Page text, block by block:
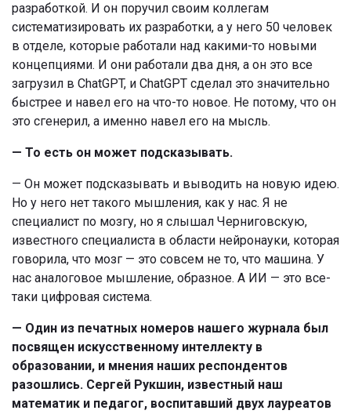
разработкой. И он поручил своим коллегам
систематизировать их разработки, а у него 50 человек
в отделе, которые работали над какими-то новыми
концепциями. И они работали два дня, а он это все
загрузил в ChatGPT, и ChatGPT сделал это значительно
быстрее и навел его на что-то новое. Не потому, что он
это сгенерил, а именно навел его на мысль.
— То есть он может подсказывать.
— Он может подсказывать и выводить на новую идею.
Но у него нет такого мышления, как у нас. Я не
специалист по мозгу, но я слышал Черниговскую,
известного специалиста в области нейронауки, которая
говорила, что мозг — это совсем не то, что машина. У
нас аналоговое мышление, образное. А ИИ — это все-
таки цифровая система.
— Один из печатных номеров нашего журнала был
посвящен искусственному интеллекту в
образовании, и мнения наших респондентов
разошлись. Сергей Рукшин, известный наш
математик и педагог, воспитавший двух лауреатов